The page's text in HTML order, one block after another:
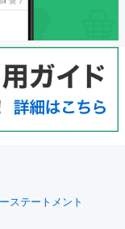
ステートメント